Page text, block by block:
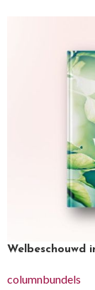
Welbeschouwd
columnbundels